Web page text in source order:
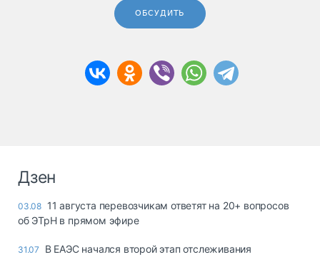
ОБСУДИТЬ
Дзен
03.08 11 августа перевозчикам ответят на 20+ вопросов
об ЭТрН в прямом эфире
31.07
В ЕАЭС начался второй этап отслеживания